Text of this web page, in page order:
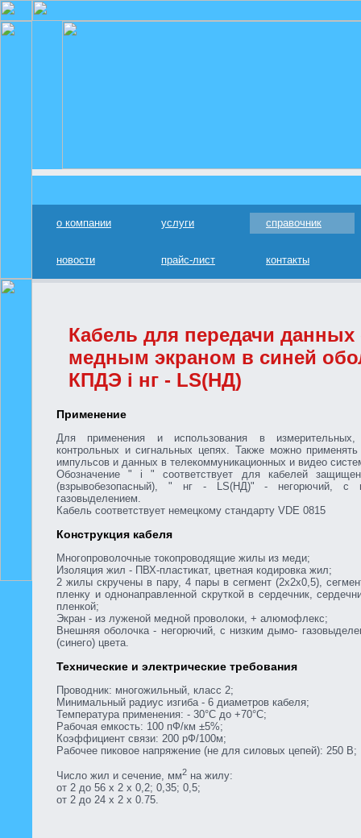
о компании услуги справочник
новости прайс-лист контакты
Кабель для передачи данных
медным экраном в синей
КПДЭ i нг - LS(НД)
Применение
Для применения и использования в измерительных,
контрольных и сигнальных цепях. Также можно
импульсов и данных в телекоммуникационных и видео
Обозначение " i " соответствует для кабелей
(взрывобезопасный), " нг - LS(НД)" - негорючий, с
газовыделением.
Кабель соответствует немецкому стандарту VDE 0815
Конструкция кабеля
Многопроволочные токопроводящие жилы из меди;
Изоляция жил - ПВХ-пластикат, цветная кодировка жил;
2 жилы скручены в пару, 4 пары в сегмент (2х2х0,5),
пленку и однонаправленной скруткой в сердечник,
пленкой;
Экран - из луженой медной проволоки, + алюмофлекс;
Внешняя оболочка - негорючий, с низким дымо-
(синего) цвета.
Технические и электрические требования
Проводник: многожильный, класс 2;
Минимальный радиус изгиба - 6 диаметров кабеля;
Температура применения: - 30°С до +70°С;
Рабочая емкость: 100 пФ/км ±5%;
Коэффициент связи: 200 рФ/100м;
Рабочее пиковое напряжение (не для силовых цепей): 250 В;
Число жил и сечение, мм2 на жилу:
от 2 до 56 х 2 х 0,2; 0,35; 0,5;
от 2 до 24 х 2 х 0.75.